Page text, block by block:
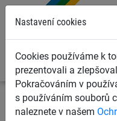
Nastavení cookies
Cookies používáme k
prezentovali a
Pokračováním v
s používáním souborů
naleznete v našem
Ochranné sítě a plachty